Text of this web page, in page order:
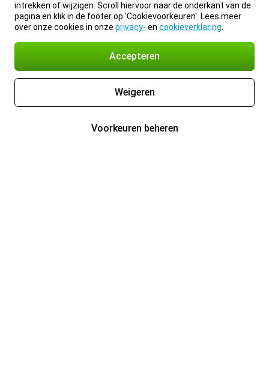
intrekken of wijzigen. Scroll hiervoor naar de onderkant van de
pagina en klik in de footer op 'Cookievoorkeuren'. Lees meer
over onze cookies in onze privacy- en cookieverklaring
Accepteren
Weigeren
Voorkeuren beheren